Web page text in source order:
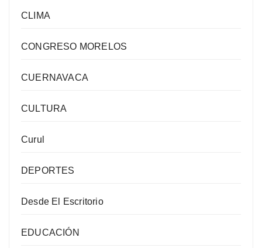
CLIMA
CONGRESO MORELOS
CUERNAVACA
CULTURA
Curul
DEPORTES
Desde El Escritorio
EDUCACIÓN